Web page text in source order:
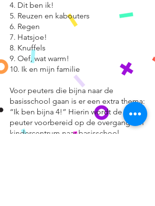
4. Dit ben ik!
5. Reuzen en kabouters
6. Regen
7. Hatsjoe!
8. Knuffels
9. Oef, wat warm!
10. Ik en mijn familie
Voor peuters die bijna naar de
basisschool gaan is er een extra thema:
“Ik ben bijna 4!” Hierin wordt de
peuter voorbereid op de overgang van
kindercentrum naar basisschool.